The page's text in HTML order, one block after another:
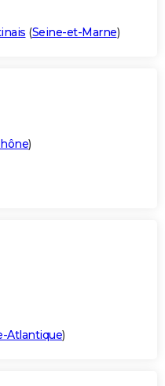
(Seine-et-Marne)
)
Atlantique)